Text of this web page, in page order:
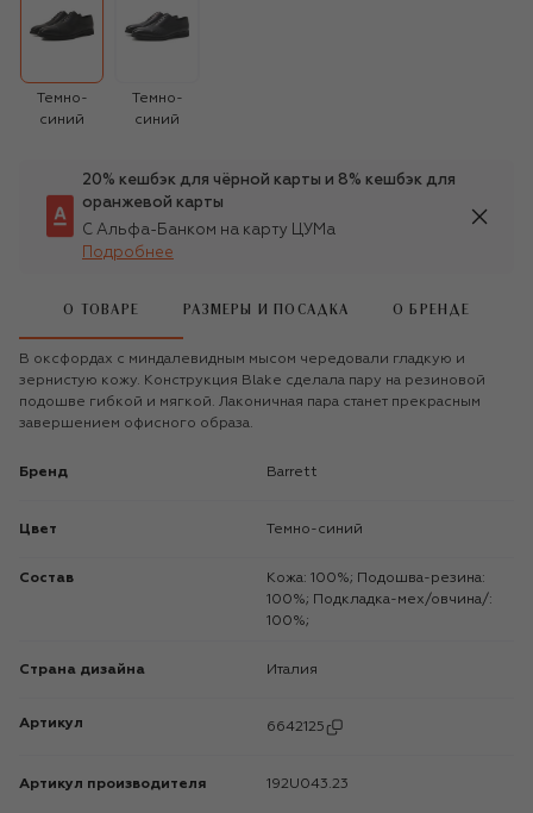
Темно-
синий
Темно-
синий
20% кешбэк для чёрной карты и 8% кешбэк для
оранжевой карты
С Альфа-Банком на карту ЦУМа
Подробнее
О ТОВАРЕ РАЗМЕРЫ И ПОСАДКА О БРЕНДЕ
В оксфордах с миндалевидным мысом чередовали гладкую и
зернистую кожу. Конструкция Blake сделала пару на резиновой
подошве гибкой и мягкой. Лаконичная пара станет прекрасным
завершением офисного образа.
Бренд Barrett
Цвет Темно-синий
Состав
Кожа: 100%; Подошва-резина:
100%; Подкладка-мех/овчина/:
100%;
Страна дизайна Италия
Артикул 6642125
Артикул производителя 192U043.23